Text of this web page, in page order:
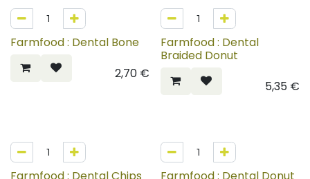
Farmfood : Dental Bone
2,70€
Farmfood : Dental
Braided Donut
5,35€